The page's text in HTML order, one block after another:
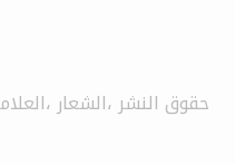
حقوق النشر ،الشعار